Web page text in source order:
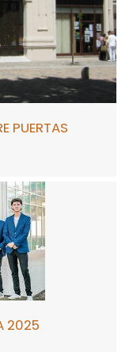
PUERTAS
2025